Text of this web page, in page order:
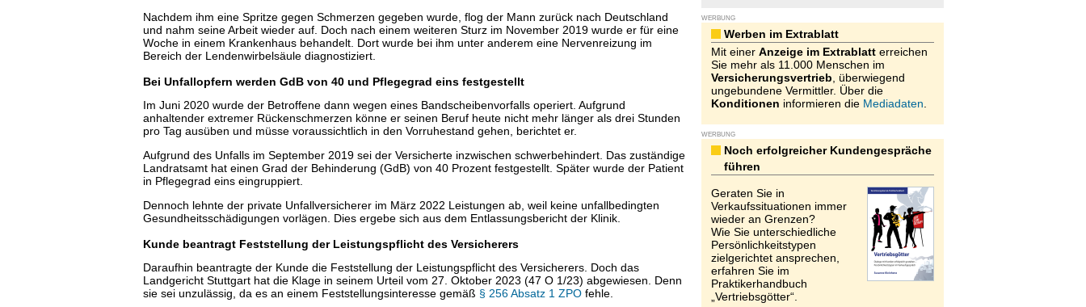
Nachdem ihm eine Spritze gegen Schmerzen gegeben wurde, flog der Mann zurück nach Deutschland
und nahm seine Arbeit wieder auf. Doch nach einem weiteren Sturz im November 2019 wurde er für eine
Woche in einem Krankenhaus behandelt. Dort wurde bei ihm unter anderem eine Nervenreizung im
Bereich der Lendenwirbelsäule diagnostiziert.
Bei Unfallopfern werden GdB von 40 und Pflegegrad eins festgestellt
Im Juni 2020 wurde der Betroffene dann wegen eines Bandscheibenvorfalls operiert. Aufgrund
anhaltender extremer Rückenschmerzen könne er seinen Beruf heute nicht mehr länger als drei Stunden
pro Tag ausüben und müsse voraussichtlich in den Vorruhestand gehen, berichtet er.
Aufgrund des Unfalls im September 2019 sei der Versicherte inzwischen schwerbehindert. Das zuständige
Landratsamt hat einen Grad der Behinderung (GdB) von 40 Prozent festgestellt. Später wurde der Patient
in Pflegegrad eins eingruppiert.
Dennoch lehnte der private Unfallversicherer im März 2022 Leistungen ab, weil keine unfallbedingten
Gesundheitsschädigungen vorlägen. Dies ergebe sich aus dem Entlassungsbericht der Klinik.
Kunde beantragt Feststellung der Leistungspflicht des Versicherers
Daraufhin beantragte der Kunde die Feststellung der Leistungspflicht des Versicherers. Doch das
Landgericht Stuttgart hat die Klage in seinem Urteil vom 27. Oktober 2023 (47 O 1/23) abgewiesen. Denn
sie sei unzulässig, da es an einem Feststellungsinteresse gemäß § 256 Absatz 1 ZPOfehle.
WERBUNG
Werben im Extrablatt
Mit einer Anzeige im Extrablatterreichen
Sie mehr als 11.000 Menschen im
Versicherungsvertrieb , überwiegend
ungebundene Vermittler. Über die
Konditionen informieren die Mediadaten
WERBUNG
Noch erfolgreicher Kundengespräche
führen
Geraten Sie in
Verkaufssituationen immer
wieder an Grenzen?
Wie Sie unterschiedliche
Persönlichkeitstypen
zielgerichtet ansprechen,
erfahren Sie im
Praktikerhandbuch
„Vertriebsgötter“.